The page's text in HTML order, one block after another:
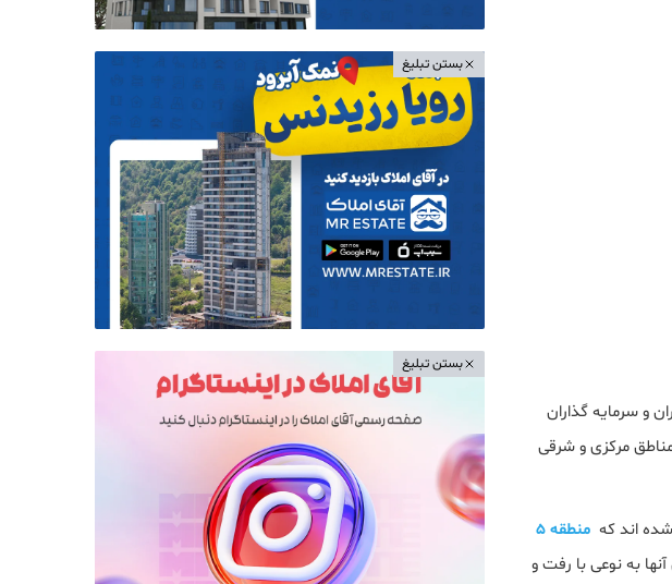
و سرمایه‌ گذاران
مرکزی و شرقی
اند که
منطقه ۵
به نوعی با رفت و
بستن تبلیغ
بستن تبلیغ